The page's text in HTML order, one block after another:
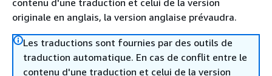
contenu d'une traduction et celui de la version
originale en anglais, la version anglaise prévaudra.
Les traductions sont fournies par des outils de
traduction automatique. En cas de conflit entre le
contenu d'une traduction et celui de la version